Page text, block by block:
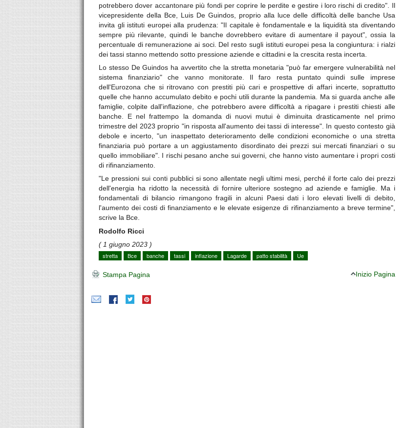
potrebbero dover accantonare più fondi per coprire le perdite e gestire i loro rischi di credito". Il
vicepresidente della Bce, Luis De Guindos, proprio alla luce delle difficoltà delle banche Usa
invita gli istituti europei alla prudenza: "Il capitale è fondamentale e la liquidità sta diventando
sempre più rilevante, quindi le banche dovrebbero evitare di aumentare il payout", ossia la
percentuale di remunerazione ai soci. Del resto sugli istituti europei pesa la congiuntura: i rialzi
dei tassi stanno mettendo sotto pressione aziende e cittadini e la crescita resta incerta.
Lo stesso De Guindos ha avvertito che la stretta monetaria "può far emergere vulnerabilità nel
sistema finanziario" che vanno monitorate. Il faro resta puntato quindi sulle imprese
dell'Eurozona che si ritrovano con prestiti più cari e prospettive di affari incerte, soprattutto
quelle che hanno accumulato debito e pochi utili durante la pandemia. Ma si guarda anche alle
famiglie, colpite dall'inflazione, che potrebbero avere difficoltà a ripagare i prestiti chiesti alle
banche. E nel frattempo la domanda di nuovi mutui è diminuita drasticamente nel primo
trimestre del 2023 proprio "in risposta all'aumento dei tassi di interesse". In questo contesto già
debole e incerto, "un inaspettato deterioramento delle condizioni economiche o una stretta
finanziaria può portare a un aggiustamento disordinato dei prezzi sui mercati finanziari o su
quello immobiliare". I rischi pesano anche sui governi, che hanno visto aumentare i propri costi
di rifinanziamento.
"Le pressioni sui conti pubblici si sono allentate negli ultimi mesi, perché il forte calo dei prezzi
dell'energia ha ridotto la necessità di fornire ulteriore sostegno ad aziende e famiglie. Ma i
fondamentali di bilancio rimangono fragili in alcuni Paesi dati i loro elevati livelli di debito,
l'aumento dei costi di finanziamento e le elevate esigenze di rifinanziamento a breve termine",
scrive la Bce.
Rodolfo Ricci
( 1 giugno 2023 )
stretta
Bce banche tassi inflazione Lagarde patto stabilità Ue
Stampa Pagina Inizio Pagina